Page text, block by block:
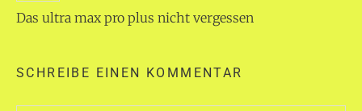
Das ultra max pro plus nicht vergessen
SCHREIBE EINEN KOMMENTAR